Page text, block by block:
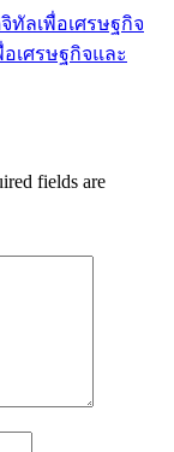
ทัลเพื่อเศรษฐกิจ
เศรษฐกิจและ
fields are